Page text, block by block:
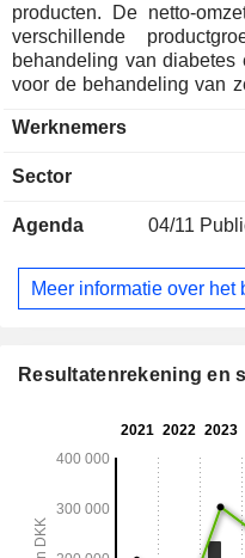
producten. De netto-
verschillende productgroepen: -
behandeling van diabetes en
voor de behandeling van
hormonale stoornissen, enz. De netto-omzet is
Verenigde Staten
Azië/Pacific (6,7%).
Werknemers
Sector
Agenda 04/11
Meer informatie over het
Resultatenrekening en